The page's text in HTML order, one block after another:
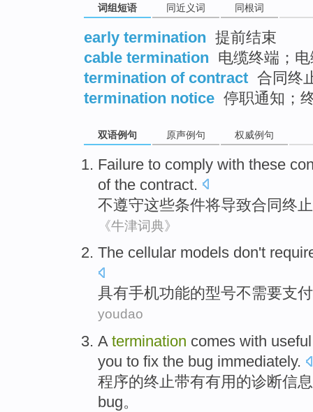
词组短语 同近义词 同根词
early termination 提前结束
cable termination 电缆终端；
termination of contract 合同终
termination notice 停职通知；
双语例句 原声例句 权威例句
Failure to comply with these
of the contract.
不遵守这些条件将导致合同终止
《牛津词典》
The cellular models don't
具有手机功能的型号不需要支付
youdao
A termination comes with useful
you to fix the bug immediately.
程序的终止带有有用的诊断信息
bug。